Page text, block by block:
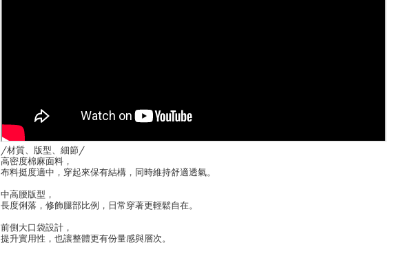
/材質、版型、細節/
高密度棉麻面料，
布料挺度適中，穿起來保有結構，同時維持舒適透氣。
中高腰版型，
長度俐落，修飾腿部比例，日常穿著更輕鬆自在。
前側大口袋設計，
提升實用性，也讓整體更有份量感與層次。